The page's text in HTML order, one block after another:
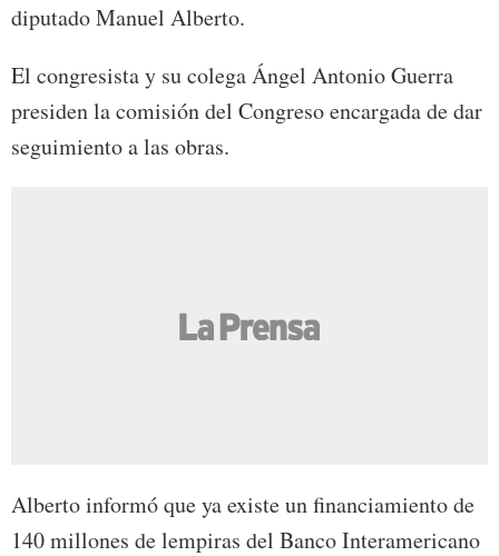
diputado Manuel Alberto.
El congresista y su colega Ángel Antonio Guerra
presiden la comisión del Congreso encargada de dar
seguimiento a las obras.
Alberto informó que ya existe un financiamiento de
140 millones de lempiras del Banco Interamericano